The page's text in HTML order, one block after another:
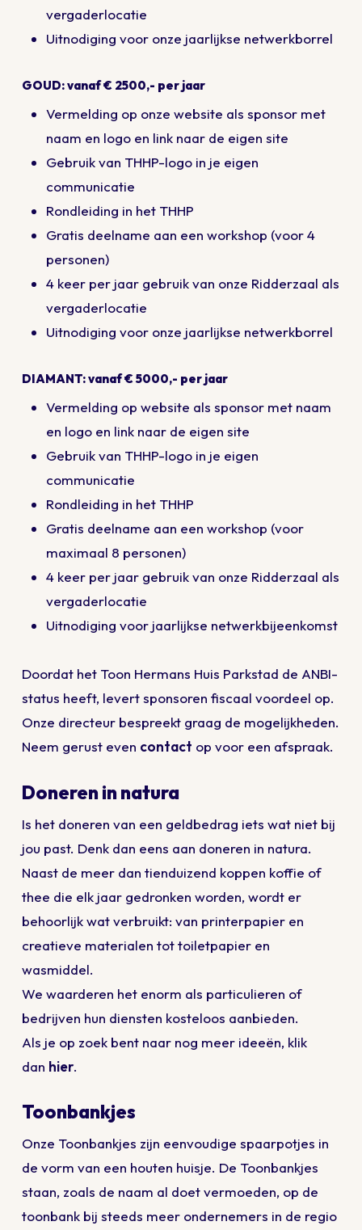
vergaderlocatie
Uitnodiging voor onze jaarlijkse netwerkborrel
GOUD: vanaf € 2500,- per jaar
Vermelding op onze website als sponsor met
naam en logo en link naar de eigen site
Gebruik van THHP-logo in je eigen
communicatie
Rondleiding in het THHP
Gratis deelname aan een workshop (voor 4
personen)
4 keer per jaar gebruik van onze Ridderzaal als
vergaderlocatie
Uitnodiging voor onze jaarlijkse netwerkborrel
DIAMANT: vanaf € 5000,- per jaar
Vermelding op website als sponsor met naam
en logo en link naar de eigen site
Gebruik van THHP-logo in je eigen
communicatie
Rondleiding in het THHP
Gratis deelname aan een workshop (voor
maximaal 8 personen)
4 keer per jaar gebruik van onze Ridderzaal als
vergaderlocatie
Uitnodiging voor jaarlijkse netwerkbijeenkomst
Doordat het Toon Hermans Huis Parkstad de ANBI-
status heeft, levert sponsoren fiscaal voordeel op.
Onze directeur bespreekt graag de mogelijkheden.
Neem gerust even contact op voor een afspraak.
Doneren in natura
Is het doneren van een geldbedrag iets wat niet bij
jou past. Denk dan eens aan doneren in natura.
Naast de meer dan tienduizend koppen koffie of
thee die elk jaar gedronken worden, wordt er
behoorlijk wat verbruikt: van printerpapier en
creatieve materialen tot toiletpapier en
wasmiddel.
We waarderen het enorm als particulieren of
bedrijven hun diensten kosteloos aanbieden.
Als je op zoek bent naar nog meer ideeën, klik
dan hier.
Toonbankjes
Onze Toonbankjes zijn eenvoudige spaarpotjes in
de vorm van een houten huisje. De Toonbankjes
staan, zoals de naam al doet vermoeden, op de
toonbank bij steeds meer ondernemers in de regio